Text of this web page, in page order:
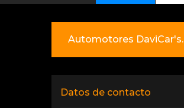
Automotores DaviCar's.
Datos de contacto